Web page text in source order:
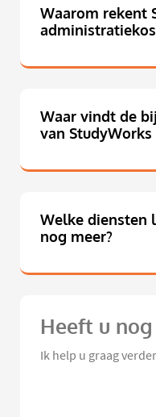
Waarom rekent
Waar vindt de
van StudyWorks
Welke diensten
nog meer?
Heeft u
Ik help u graag verder